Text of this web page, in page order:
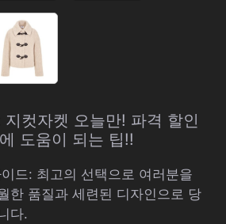
지컷자켓 오늘만! 파격 할인
도움이 되는 팁!!
드: 최고의 선택으로 여러분을
한 품질과 세련된 디자인으로 당
다.